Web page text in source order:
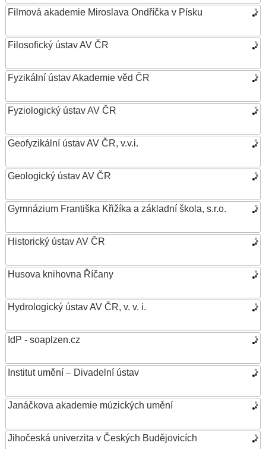
Filmová akademie Miroslava Ondříčka v Písku
Filosofický ústav AV ČR
Fyzikální ústav Akademie věd ČR
Fyziologický ústav AV ČR
Geofyzikální ústav AV ČR, v.v.i.
Geologický ústav AV ČR
Gymnázium Františka Křižíka a základní škola, s.r.o.
Historický ústav AV ČR
Husova knihovna Říčany
Hydrologický ústav AV ČR, v. v. i.
IdP - soaplzen.cz
Institut umění – Divadelní ústav
Janáčkova akademie múzických umění
Jihočeská univerzita v Českých Budějovicích